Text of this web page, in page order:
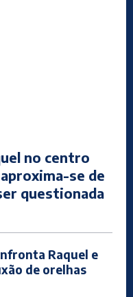
no centro
se de
questionada
Raquel e
de orelhas